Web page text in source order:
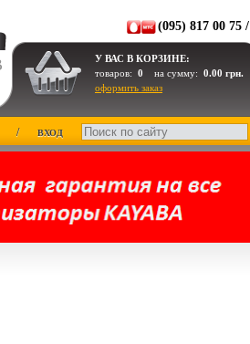
(095) 817 00 75 /
У ВАС В КОРЗИНЕ:
товаров: 0 на сумму: 0.00 грн.
оформить заказ
/ ВХОД